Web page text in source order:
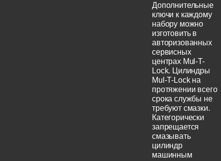
Дополнительные
ключи к каждому
набору можно
изготовить в
авторизованных
сервисных
центрах Mul-T-
Lock. Цилиндры
Mul-T-Lock на
протяжении всего
срока службы не
требуют смазки.
Категорически
запрещается
смазывать
цилиндр
машинным